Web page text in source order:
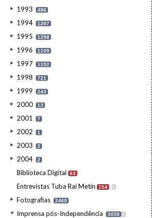
1993 486
1994 1287
1995 1298
1996 1109
1997 1152
1998 721
1999 243
2000 13
2001 7
2002 1
2003 2
2004 2
Biblioteca Digital 63
Entrevistas Tuba Rai Metin 154 I
Fotografias 2460
Imprensa pós-Independência 3058 I